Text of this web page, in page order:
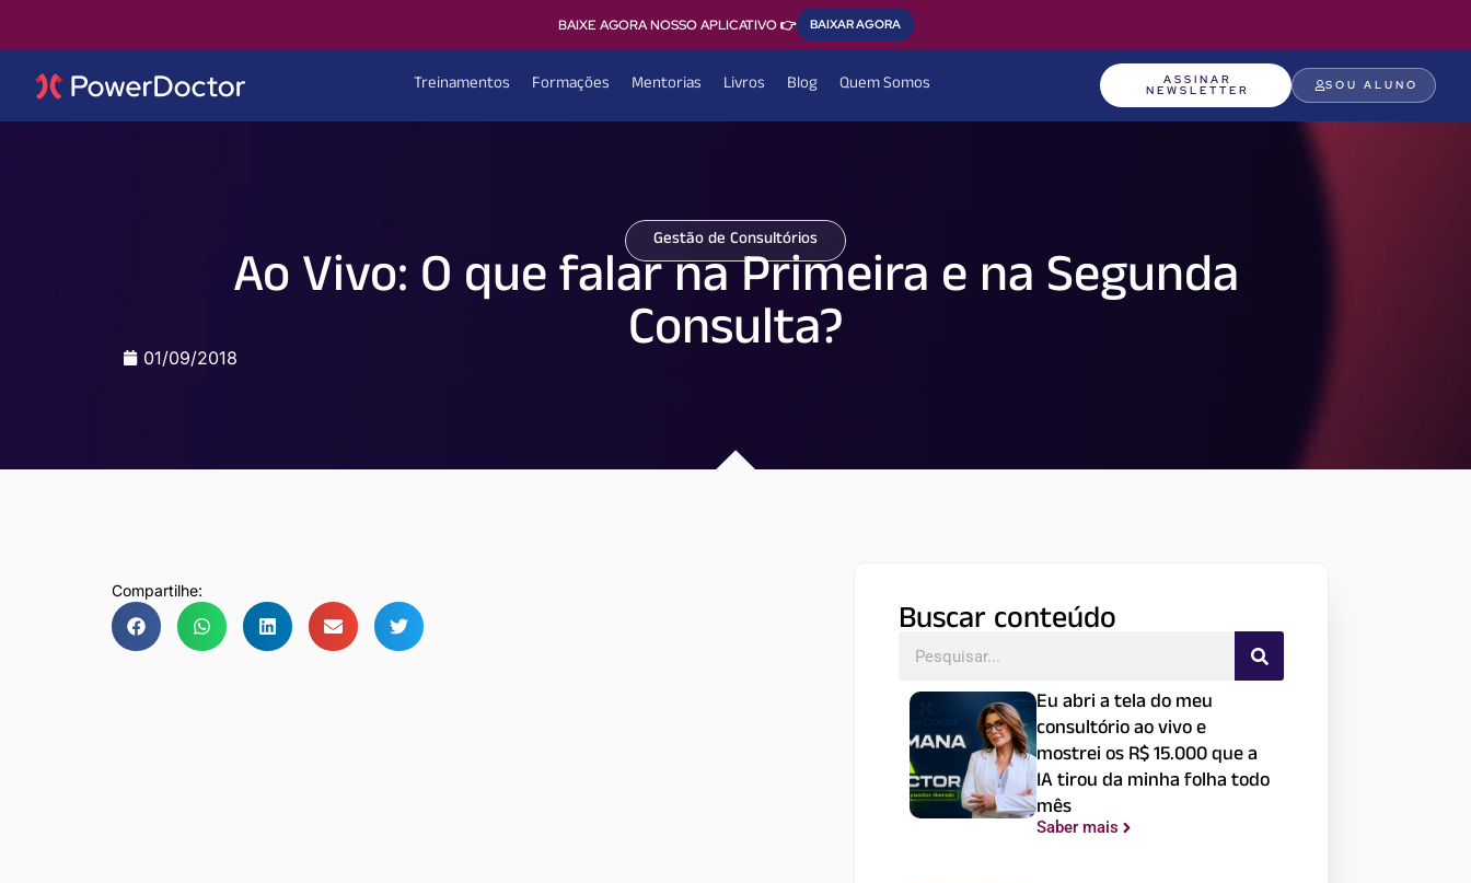
BAIXE AGORA NOSSO APLICATIVO 👉 BAIXAR AGORA
Treinamentos Formações Mentorias Livros Blog Quem Somos ASSINAR
NEWSLETTER SOU ALUNO
Gestão de Consultórios
Ao Vivo: O que falar na Primeira e na Segunda
Consulta?
01/09/2018
Compartilhe:
Buscar conteúdo
Eu abri a tela do meu
consultório ao vivo e
mostrei os R$ 15.000 que a
IA tirou da minha folha todo
mês
Saber mais